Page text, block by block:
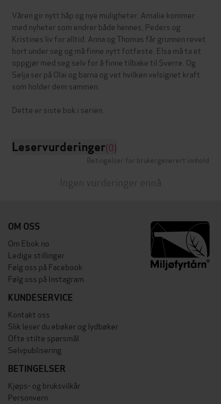
Våren gir nytt håp og nye muligheter. Amalie kommer
med nyheter som endrer både hennes, Peders og
Kristines liv for alltid. Anna og Thomas får grunnen revet
bort under seg og må finne nytt fotfeste. Elsa må ta et
oppgjør med seg selv for å finne tilbake til Sverre. Og
Selja ser på Olai og barna og vet hvilken velsignet kraft
som holder dem sammen.
Leservurderinger(0)
Betingelser for brukergenerert innhold
Ingen vurderinger ennå
OM OSS
Om Ebok.no
Ledige stillinger
Følg oss på Facebook
Følg oss på Instagram
KUNDESERVICE
Kontakt oss
Slik leser du ebøker og lydbøker
Ofte stilte spørsmål
Selvpublisering
BETINGELSER
Kjøps- og bruksvilkår
Personvern